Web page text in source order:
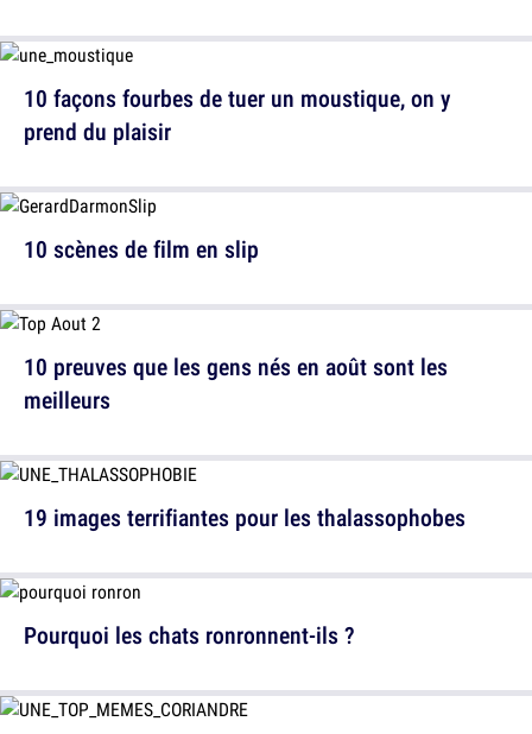
10 façons fourbes de tuer un moustique, on y
prend du plaisir
10 preuves que les gens nés en août sont les
meilleurs
Pourquoi les chats ronronnent-ils ?
10 scènes de film en slip
19 images terrifiantes pour les thalassophobes